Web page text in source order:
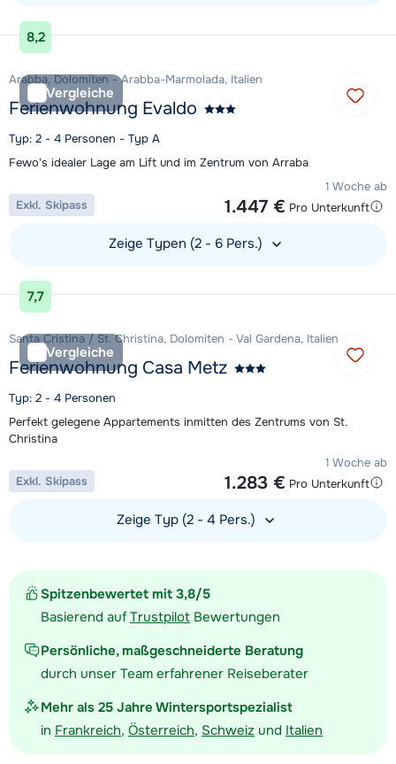
Spitzenbewertet mit 3,8/5
Basierend aufTrustpilot Bewertungen
Persönliche, maßgeschneiderte Beratung
durch unser Team erfahrener Reiseberater
Mehr als 25 Jahre Wintersportspezialist
in Frankreich, Österreich, Schweiz und Italien
Unterkunft ansehen
8,2
Vergleiche
Arabba, Dolomiten - Arabba-Marmolada, Italien
Ferienwohnung Evaldo
Typ: 2 - 4 Personen - Typ A
Fewo's idealer Lage am Lift und im Zentrum von Arraba
1 Woche ab
1.447 € Pro Unterkunft
Exkl. Skipass
Zeige Typen (2 - 6 Pers.)
Unterkunft ansehen
7,7
Vergleiche
Santa Cristina / St. Christina, Dolomiten - Val Gardena, Italien
Ferienwohnung Casa Metz
Typ: 2 - 4 Personen
Perfekt gelegene Appartements inmitten des Zentrums von St.
Christina
1 Woche ab
1.283 € Pro Unterkunft
Exkl. Skipass
Zeige Typ (2 - 4 Pers.)